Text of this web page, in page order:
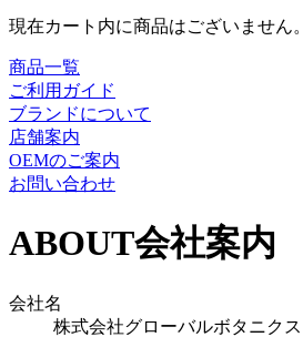
現在カート内に商品はございません。
商品一覧
ご利用ガイド
ブランドについて
店舗案内
OEMのご案内
お問い合わせ
ABOUT会社案内
会社名
株式会社グローバルボタニクス